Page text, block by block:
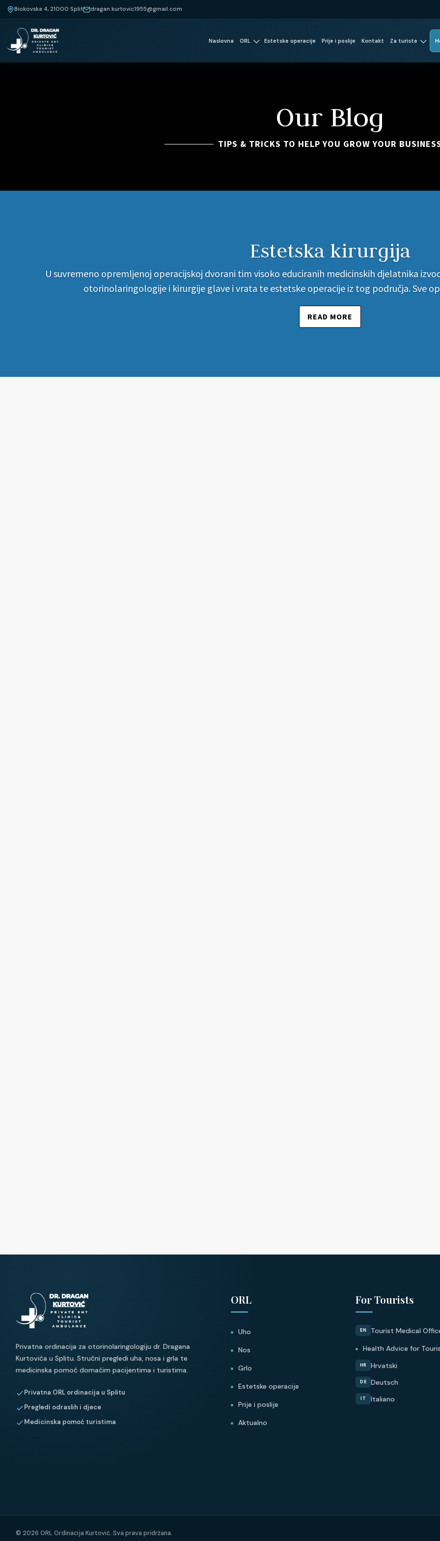
Biokovska 4, 21000 Split dragan.kurtovic1955@gmail.com
Naslovna ORL Estetske operacije Prije i poslije Kontakt Za turiste
Our Blog
TIPS & TRICKS TO HELP YOU GROW YOUR
Estetska kirurgija
U suvremeno opremljenoj operacijskoj dvorani tim visoko educiranih medicinskih djelatnika
otorinolaringologije i kirurgije glave i vrata te estetske operacije iz tog područja. Sve
READ MORE
Privatna ordinacija za otorinolaringologiju dr. Dragana
Kurtovića u Splitu. Stručni pregledi uha, nosa i grla te
medicinska pomoć domaćim pacijentima i turistima.
Privatna ORL ordinacija u Splitu
Pregledi odraslih i djece
Medicinska pomoć turistima
ORL
Uho
Nos
Grlo
Estetske operacije
Prije i poslije
Aktualno
For Tourists
EN Tourist Medical
Health Advice for
HR Hrvatski
DE Deutsch
IT Italiano
© 2026 ORL Ordinacija Kurtović. Sva prava pridržana.